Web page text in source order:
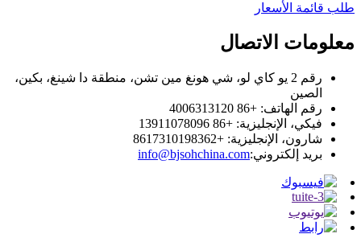
طلب قائمة الأسعار
معلومات الاتصال
رقم 2 يو كاي لو، شي هونغ مين تشن، منطقة دا شينغ، بكين،
الصين
رقم الهاتف: +86 4006313120
فيكي، الإنجليزية: +86 13911078096
شارون، الإنجليزية: +8617310198362
بريد إلكتروني:info@bjsohchina.com